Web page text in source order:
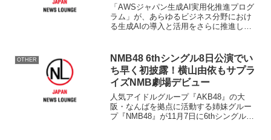
「AWSジャパン生成AI実用化推進プログ
ラム」が、あらゆるビジネス分野におけ
る生成AIの導入と活用をさらに推進しま
長 中原 徹也業務内容：「AWSジャパン
生成AI実用化...
OTHER
NMB48 6thシングル8日公演でい
ち早く初披露！横山由依もサプラ
イズNMB劇場デビュー
人気アイドルグループ『AKB48』の大
阪・なんばを拠点に活動する姉妹グルー
プ『NMB48』が11月7日に6thシングル